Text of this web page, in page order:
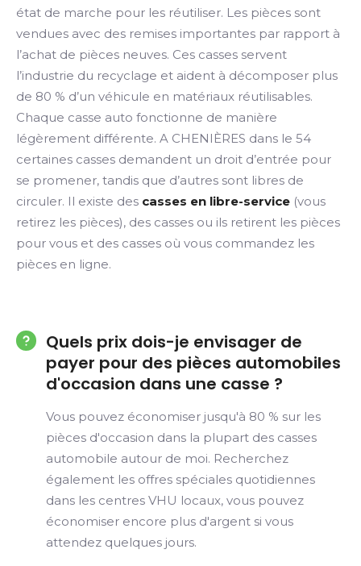
état de marche pour les réutiliser. Les pièces sont
vendues avec des remises importantes par rapport à
l’achat de pièces neuves. Ces casses servent
l’industrie du recyclage et aident à décomposer plus
de 80 % d’un véhicule en matériaux réutilisables.
Chaque casse auto fonctionne de manière
légèrement différente. A CHENIÈRES dans le 54
certaines casses demandent un droit d’entrée pour
se promener, tandis que d’autres sont libres de
circuler. Il existe des casses en libre-service (vous
retirez les pièces), des casses ou ils retirent les pièces
pour vous et des casses où vous commandez les
pièces en ligne.
Quels prix dois-je envisager de
payer pour des pièces automobiles
d'occasion dans une casse ?
Vous pouvez économiser jusqu'à 80 % sur les
pièces d'occasion dans la plupart des casses
automobile autour de moi. Recherchez
également les offres spéciales quotidiennes
dans les centres VHU locaux, vous pouvez
économiser encore plus d'argent si vous
attendez quelques jours.